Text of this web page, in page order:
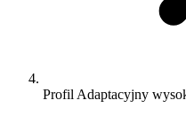
Profil Adaptacyjny